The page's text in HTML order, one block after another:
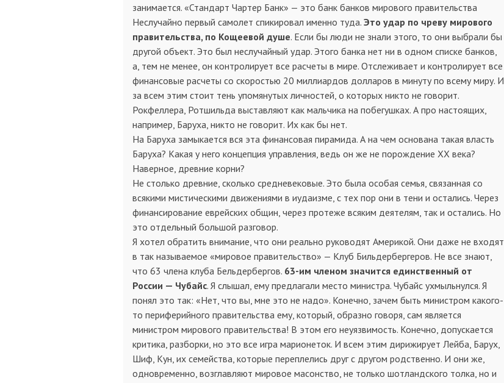
занимается. «Стандарт Чартер Банк» — это банк банков мирового правительства
Неслучайно первый самолет спикировал именно туда. Это удар по чреву мирового
правительства, по Кощеевой душе. Если бы люди не знали этого, то они выбрали бы
другой объект. Это был неслу­чайный удар. Этого банка нет ни в одном списке банков,
а, тем не менее, он контролирует все расчеты в мире. Отслеживает и контролирует все
финансовые расчеты со скоростью 20 миллиардов долларов в минуту по всему миру. И
за всем этим стоит тень упомянутых личностей, о которых никто не говорит.
Рокфеллера, Ротшильда выставляют как мальчика на побегушках. А про настоящих,
например, Баруха, никто не говорит. Их как бы нет.
На Баруха замыкается вся эта финансовая пирамида. А на чем основана такая власть
Баруха? Какая у него концепция управления, ведь он же не порождение XX века?
Наверное, древние корни?
Не столько древние, сколько средневековые. Это была особая семья, связанная со
всякими мистическими движениями в иудаизме, с тех пор они в тени и остались. Через
финансирование еврейских общин, через протеже всяким деятелям, так и остались. Но
это отдельный большой разговор.
Я хотел обратить внимание, что они реально руководят Америкой. Они даже не входят
в так называемое «мировое правительство» — Клуб Бильдербергеров. Не все знают,
что 63 члена клуба Бельдербергов. 63-им членом значится единственный от
России — Чубайс. Я слышал, ему предлагали место министра. Чубайс ухмыльнулся. Я
понял это так: «Нет, что вы, мне это не надо». Конечно, зачем быть министром какого-
то периферийного правительства ему, который, образно говоря, сам является
министром мирового правительства! В этом его неуязвимость. Конечно, допускается
критика, разборки, но это все игра марионеток. И всем этим дирижирует Лейба, Барух,
Шиф, Кун, их семейства, которые переплелись друг с другом родственно. И они же,
одновременно, возглавляют мировое масонство, не только шотландского толка, но и